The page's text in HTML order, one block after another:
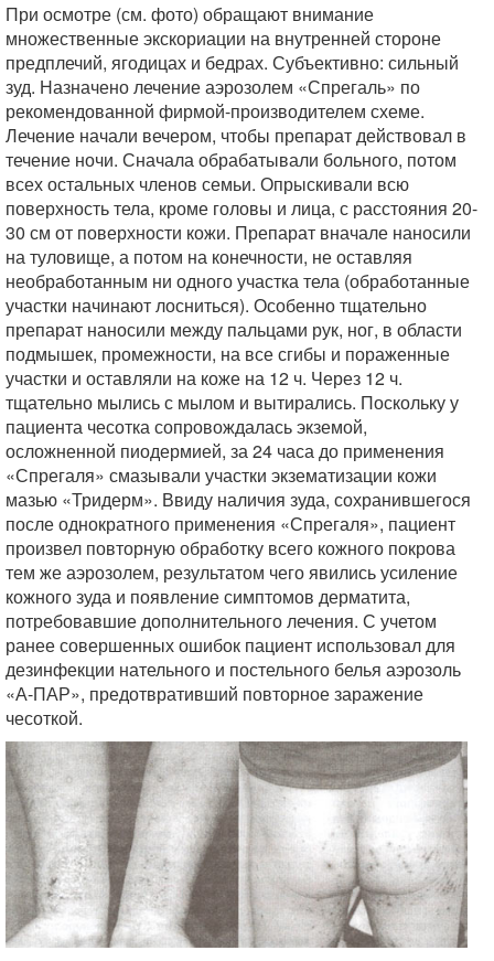
При осмотре (см. фото) обращают внимание
множественные экскориации на внутренней стороне
предплечий, ягодицах и бедрах. Субъективно: сильный
зуд. Назначено лечение аэрозолем «Спрегаль» по
рекомендованной фирмой-производителем схеме.
Лечение начали вечером, чтобы препарат действовал в
течение ночи. Сначала обрабатывали больного, потом
всех остальных членов семьи. Опрыскивали всю
поверхность тела, кроме головы и лица, с расстояния 20-
30 см от поверхности кожи. Препарат вначале наносили
на туловище, а потом на конечности, не оставляя
необработанным ни одного участка тела (обработанные
участки начинают лосниться). Особенно тщательно
препарат наносили между пальцами рук, ног, в области
подмышек, промежности, на все сгибы и пораженные
участки и оставляли на коже на 12 ч. Через 12 ч.
тщательно мылись с мылом и вытирались. Поскольку у
пациента чесотка сопровождалась экземой,
осложненной пиодермией, за 24 часа до применения
«Спрегаля» смазывали участки экзематизации кожи
мазью «Тридерм». Ввиду наличия зуда, сохранившегося
после однократного применения «Спрегаля», пациент
произвел повторную обработку всего кожного покрова
тем же аэрозолем, результатом чего явились усиление
кожного зуда и появление симптомов дерматита,
потребовавшие дополнительного лечения. С учетом
ранее совершенных ошибок пациент использовал для
дезинфекции нательного и постельного белья аэрозоль
«А-ПАР», предотвративший повторное заражение
чесоткой.